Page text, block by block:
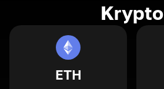
Krypto
ETH